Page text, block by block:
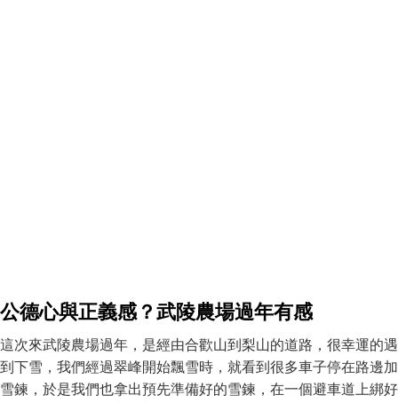
公德心與正義感？武陵農場過年有感
這次來武陵農場過年，是經由合歡山到梨山的道路，很幸運的遇
到下雪，我們經過翠峰開始飄雪時，就看到很多車子停在路邊加
雪鍊，於是我們也拿出預先準備好的雪鍊，在一個避車道上綁好